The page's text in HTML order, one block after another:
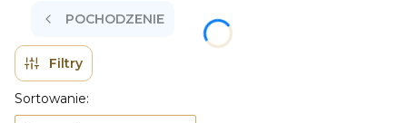
POCHODZENIE
Filtry
Lista produktów
Sortowanie: